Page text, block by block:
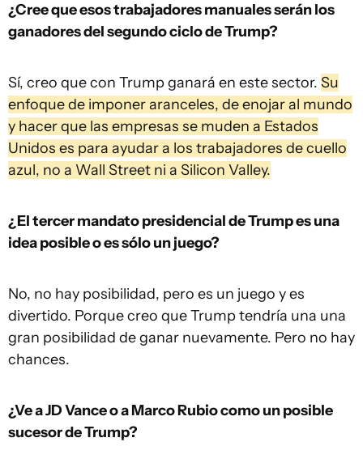
¿Cree que esos trabajadores manuales serán los
ganadores del segundo ciclo de Trump?
Sí, creo que con Trump ganará en este sector. Su
enfoque de imponer aranceles, de enojar al mundo
y hacer que las empresas se muden a Estados
Unidos es para ayudar a los trabajadores de cuello
azul, no a Wall Street ni a Silicon Valley.
¿El tercer mandato presidencial de Trump es una
idea posible o es sólo un juego?
No, no hay posibilidad, pero es un juego y es
divertido. Porque creo que Trump tendría una una
gran posibilidad de ganar nuevamente. Pero no hay
chances.
¿Ve a JD Vance o a Marco Rubio como un posible
sucesor de Trump?